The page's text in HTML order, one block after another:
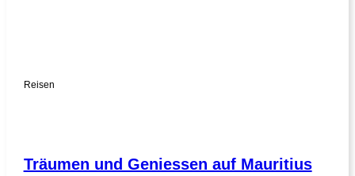
Reisen
Träumen und Geniessen auf Mauritius